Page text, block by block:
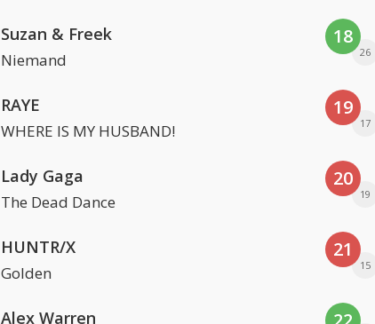
Suzan & Freek
Niemand
RAYE
WHERE IS MY HUSBAND!
Lady Gaga
The Dead Dance
HUNTR/X
Golden
Alex Warren
18
26
19
17
20
19
21
15